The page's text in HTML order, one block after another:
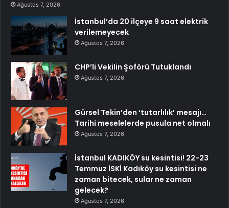
Ağustos 7, 2026
İstanbul’da 20 ilçeye 9 saat elektrik
verilemeyecek
Ağustos 7, 2026
CHP’li Vekilin Şoförü Tutuklandı
Ağustos 7, 2026
Gürsel Tekin’den ‘tutarlılık’ mesajı…
Tarihi meselelerde pusula net olmalı
Ağustos 7, 2026
İstanbul KADIKÖY su kesintisi! 22-23
Temmuz İSKİ Kadıköy su kesintisi ne
zaman bitecek, sular ne zaman
gelecek?
Ağustos 7, 2026